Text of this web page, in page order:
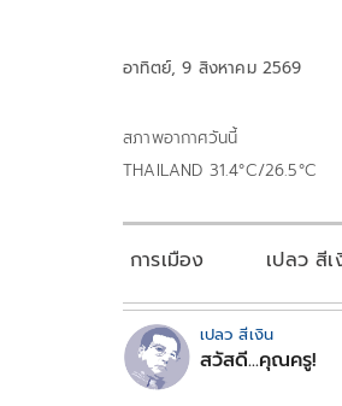
อาทิตย์, 9 สิงหาคม 2569
สภาพอากาศวันนี้
THAILAND 31.4°C/26.5°C
การเมือง เปลว สีเ
เปลว สีเงิน
สวัสดี...คุณครู!